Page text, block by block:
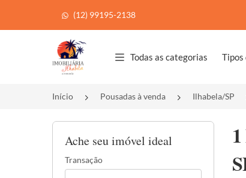
(12) 99195-2138
Página inicial
Todas as categorias Tipos
Início Pousadas à venda Ilhabela/SP
Ache seu imóvel ideal
Transação